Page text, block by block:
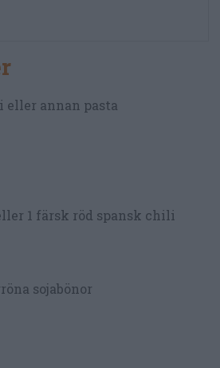
eller annan pasta
1 färsk röd spansk chili
sojabönor